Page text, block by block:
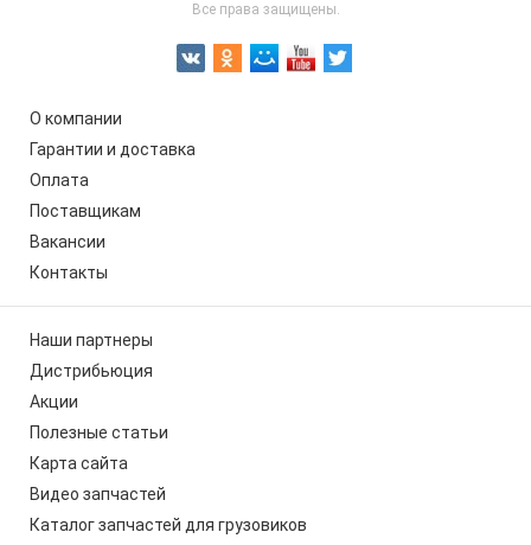
Все права защищены.
О компании
Гарантии и доставка
Оплата
Поставщикам
Вакансии
Контакты
Наши партнеры
Дистрибьюция
Акции
Полезные статьи
Карта сайта
Видео запчастей
Каталог запчастей для грузовиков